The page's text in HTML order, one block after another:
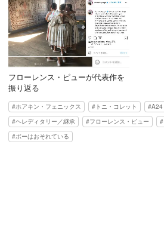
フローレンス・ピューが代表作を
振り返る
ホアキン・フェニックス トニ・コレット A24
ヘレディタリー／継承
フローレンス・ピュー
ボーはおそれている